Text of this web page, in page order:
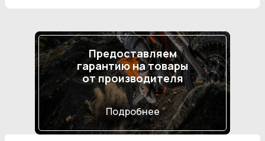
Предоставляем
гарантию на товары
от производителя
Подробнее